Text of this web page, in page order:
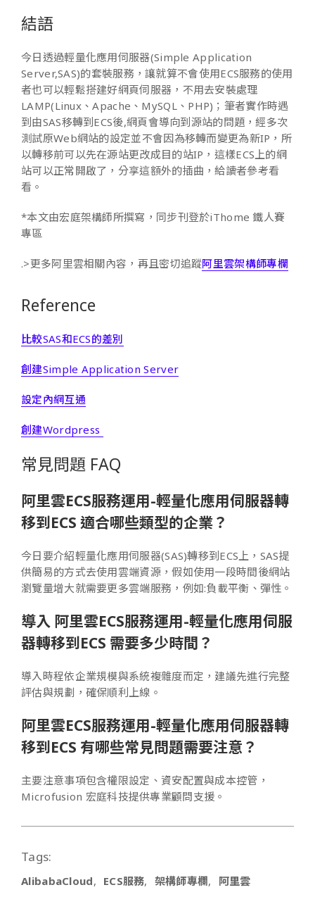
結語
今日透過輕量化應用伺服器(Simple Application
Server,SAS)的套裝服務，讓就算不會使用ECS服務的使用
者也可以輕鬆搭建好網頁伺服器，不用去安裝處理
LAMP(Linux、Apache、MySQL、PHP)；筆者實作時遇
到由SAS移轉到ECS後,網頁會導向到源站的問題，經多次
測試原Web網站的設定並不會因為移轉而變更為新IP，所
以轉移前可以先在源站更改成目的站IP，這樣ECS上的網
站可以正常開啟了，分享這額外的插曲，給讀者參考看
看。
*本文由宏庭架構師所撰寫，同步刊登於iThome 鐵人賽
專區
.>更多阿里雲相關內容，再且密切追蹤阿里雲架構師專欄
Reference
比較SAS和ECS的差別
創建Simple Application Server
設定內網互通
創建Wordpress
常見問題 FAQ
阿里雲ECS服務運用-輕量化應用伺服器轉
移到ECS 適合哪些類型的企業？
今日要介紹輕量化應用伺服器(SAS)轉移到ECS上，SAS提
供簡易的方式去使用雲端資源，假如使用一段時間後網站
瀏覽量增大就需要更多雲端服務，例如:負載平衡、彈性。
導入 阿里雲ECS服務運用-輕量化應用伺服
器轉移到ECS 需要多少時間？
導入時程依企業規模與系統複雜度而定，建議先進行完整
評估與規劃，確保順利上線。
阿里雲ECS服務運用-輕量化應用伺服器轉
移到ECS 有哪些常見問題需要注意？
主要注意事項包含權限設定、資安配置與成本控管，
Microfusion 宏庭科技提供專業顧問支援。
Tags:
AlibabaCloud ECS服務 架構師專欄 阿里雲